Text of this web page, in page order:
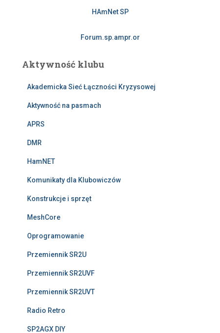
HAmNet SP
Forum.sp.ampr.or
Aktywność klubu
Akademicka Sieć Łączności Kryzysowej
Aktywność na pasmach
APRS
DMR
HamNET
Komunikaty dla Klubowiczów
Konstrukcje i sprzęt
MeshCore
Oprogramowanie
Przemiennik SR2U
Przemiennik SR2UVF
Przemiennik SR2UVT
Radio Retro
SP2AGX DIY